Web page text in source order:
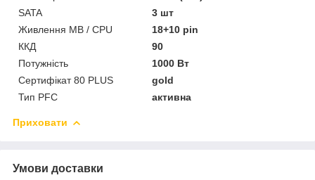
SATA
3 шт
Живлення MB / CPU
18+10 pin
ККД
90
Потужність
1000 Вт
Сертифікат 80 PLUS
gold
Тип PFC
активна
Приховати
Умови доставки